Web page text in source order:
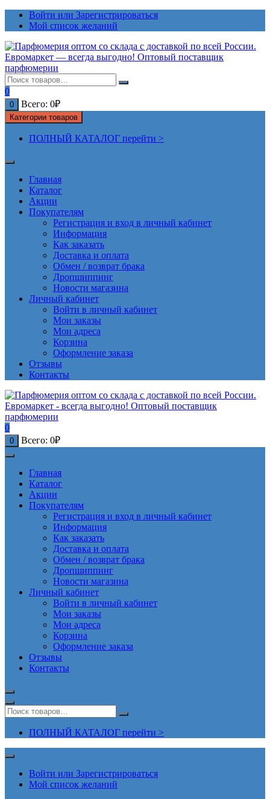
ПерейтиВойти или Зарегистрироваться
Мой список желаний
0
0 Всего: 0₽
Категории товаров
ПОЛНЫЙ КАТАЛОГ перейти >
Главная
Каталог
Акции
Покупателям
Регистрация и вход в личный кабинет
Информация
Как заказать
Доставка и оплата
Обмен / возврат брака
Дропшиппинг
Новости магазина
Личный кабинет
Войти в личный кабинет
Мои заказы
Мои адреса
Корзина
Оформление заказа
Отзывы
Контакты
0
0 Всего: 0₽
Главная
Каталог
Акции
Покупателям
Регистрация и вход в личный кабинет
Информация
Как заказать
Доставка и оплата
Обмен / возврат брака
Дропшиппинг
Новости магазина
Личный кабинет
Войти в личный кабинет
Мои заказы
Мои адреса
Корзина
Оформление заказа
Отзывы
Контакты
ПОЛНЫЙ КАТАЛОГ перейти >
Войти или Зарегистрироваться
Мой список желаний